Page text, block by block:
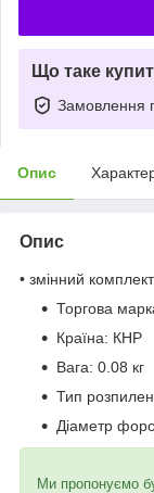
Що таке
Замовлення
Опис
Опис
• змінний
Торгова
Країна: КНР
Вага: 0.08 кг
Тип
Діаметр
Ми пропонуємо